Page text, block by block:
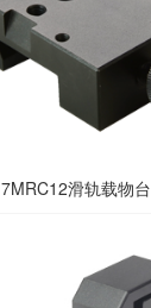
7MRC12滑轨载物台